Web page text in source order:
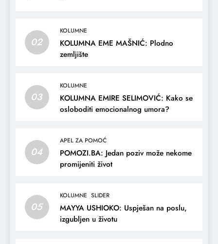
02
KOLUMNE
KOLUMNA EME MAŠNIĆ: Plodno
zemljište
03
KOLUMNE
KOLUMNA EMIRE SELIMOVIĆ: Kako se
osloboditi emocionalnog umora?
04
APEL ZA POMOĆ
POMOZI.BA: Jedan poziv može nekome
promijeniti život
05
KOLUMNE SLIDER
MAYYA USHIOKO: Uspješan na poslu,
izgubljen u životu